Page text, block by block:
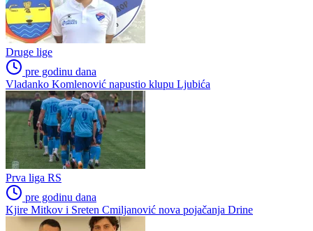
Druge lige
pre godinu dana
Vladanko Komlenović napustio klupu Ljubića
Prva liga RS
pre godinu dana
Kjire Mitkov i Sreten Cmiljanović nova pojačanja Drine